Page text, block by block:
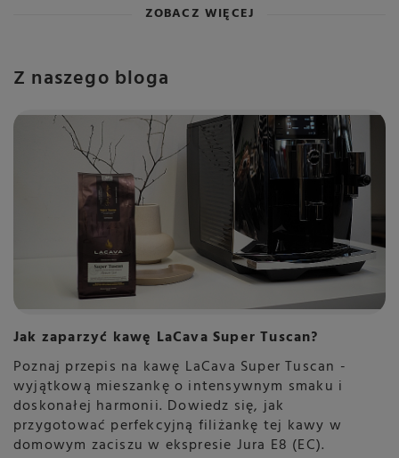
ZOBACZ WIĘCEJ
Z naszego bloga
Jak zaparzyć kawę LaCava Super Tuscan?
Poznaj przepis na kawę LaCava Super Tuscan -
wyjątkową mieszankę o intensywnym smaku i
doskonałej harmonii. Dowiedz się, jak
przygotować perfekcyjną filiżankę tej kawy w
domowym zaciszu w ekspresie Jura E8 (EC).